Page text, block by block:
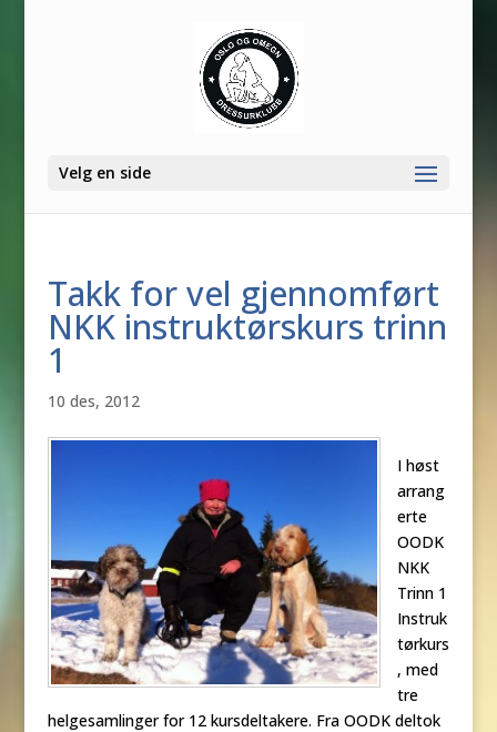
Velg en side
Takk for vel gjennomført
NKK instruktørskurs trinn
1
10 des, 2012
I høst
arrang
erte
OODK
NKK
Trinn 1
Instruk
tørkurs
, med
tre
helgesamlinger for 12 kursdeltakere. Fra OODK deltok